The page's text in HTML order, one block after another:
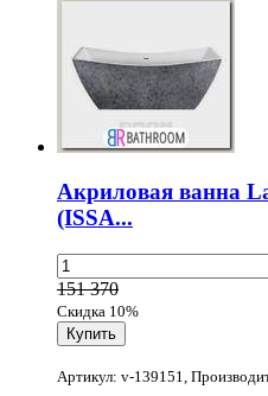
Акриловая ванна
(ISSA...
151 370
Скидка 10%
Артикул: v-139151,